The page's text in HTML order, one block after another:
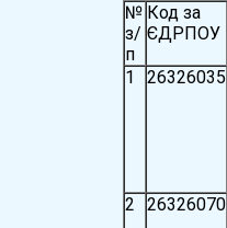
№
з/
п
Код за
ЄДРПОУ
1 26326035
2
26326070